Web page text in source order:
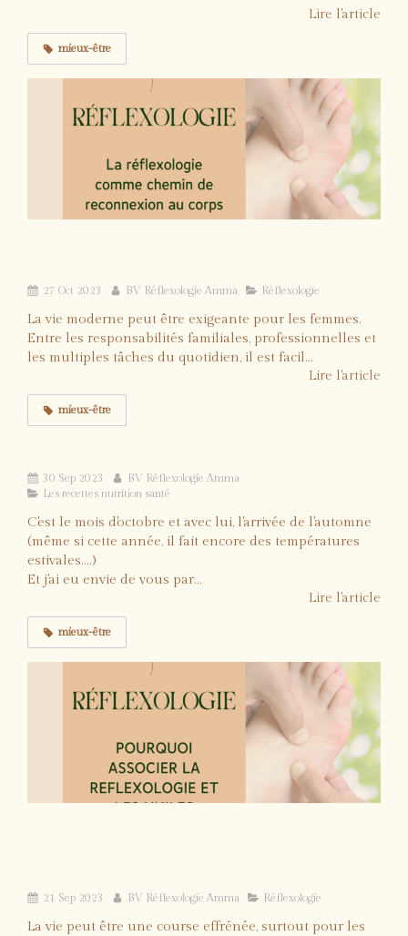
Lire l'article
mieux-être
27 Oct 2023 BV Réflexologie Amma Réflexologie
La vie moderne peut être exigeante pour les femmes.
Entre les responsabilités familiales, professionnelles et
les multiples tâches du quotidien, il est facil...
Lire l'article
mieux-être
30 Sep 2023
BV Réflexologie Amma
Les recettes nutrition santé
C'est le mois d'octobre et avec lui, l'arrivée de l'automne
(même si cette année, il fait encore des températures
estivales....)
Et j'ai eu envie de vous par...
Lire l'article
mieux-être
21 Sep 2023 BV Réflexologie Amma Réflexologie
La vie peut être une course effrénée, surtout pour les